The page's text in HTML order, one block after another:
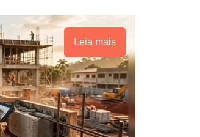
Leia mais